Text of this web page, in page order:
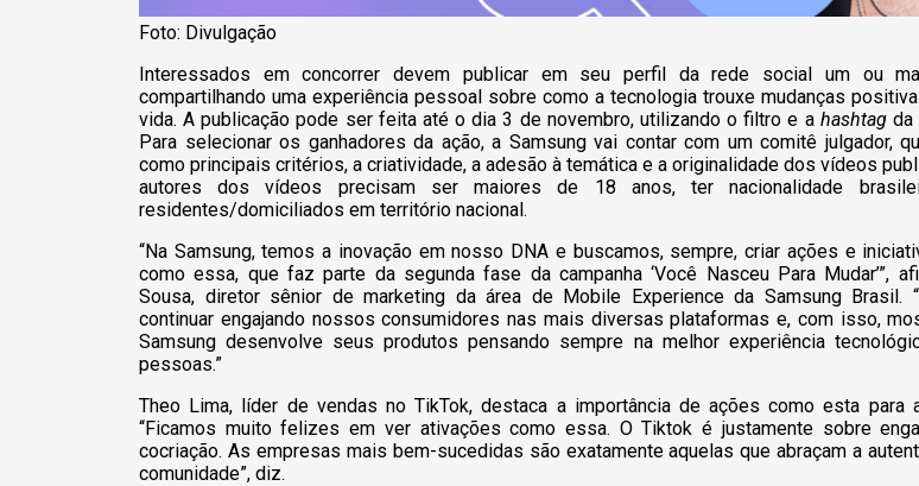
Foto: Divulgação
Interessados em concorrer devem publicar em seu perfil da rede social um ou
compartilhando uma experiência pessoal sobre como a tecnologia trouxe mudanças
vida. A publicação pode ser feita até o dia 3 de novembro, utilizando o filtro e a hashtagda
Para selecionar os ganhadores da ação, a Samsung vai contar com um comitê julgador,
como principais critérios, a criatividade, a adesão à temática e a originalidade dos vídeos
autores dos vídeos precisam ser maiores de 18 anos, ter nacionalidade
residentes/domiciliados em território nacional.
“Na Samsung, temos a inovação em nosso DNA e buscamos, sempre, criar ações e
como essa, que faz parte da segunda fase da campanha ‘Você Nasceu Para Mudar’”,
Sousa, diretor sênior de marketing da área de Mobile Experience da Samsung Brasil.
continuar engajando nossos consumidores nas mais diversas plataformas e, com isso,
Samsung desenvolve seus produtos pensando sempre na melhor experiência
pessoas.”
Theo Lima, líder de vendas no TikTok, destaca a importância de ações como esta para
“Ficamos muito felizes em ver ativações como essa. O Tiktok é justamente sobre
cocriação. As empresas mais bem-sucedidas são exatamente aquelas que abraçam a
comunidade”, diz.